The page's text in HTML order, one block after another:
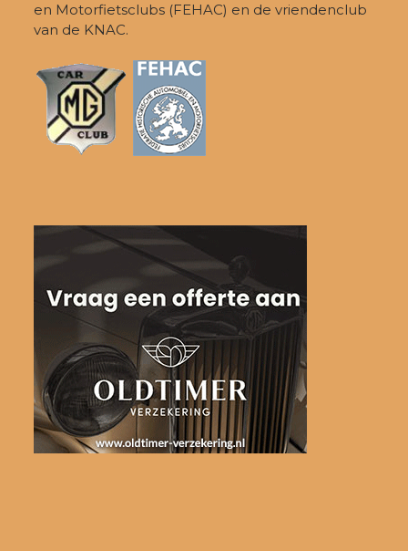
en Motorfietsclubs (FEHAC) en de vriendenclub
van de KNAC.